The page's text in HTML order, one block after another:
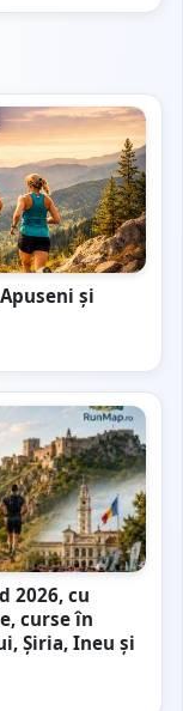
și
2026, cu
curse în
Șiria, Ineu și